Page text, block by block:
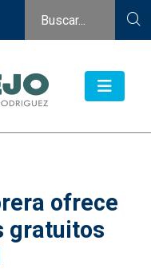
ofrece
gratuitos